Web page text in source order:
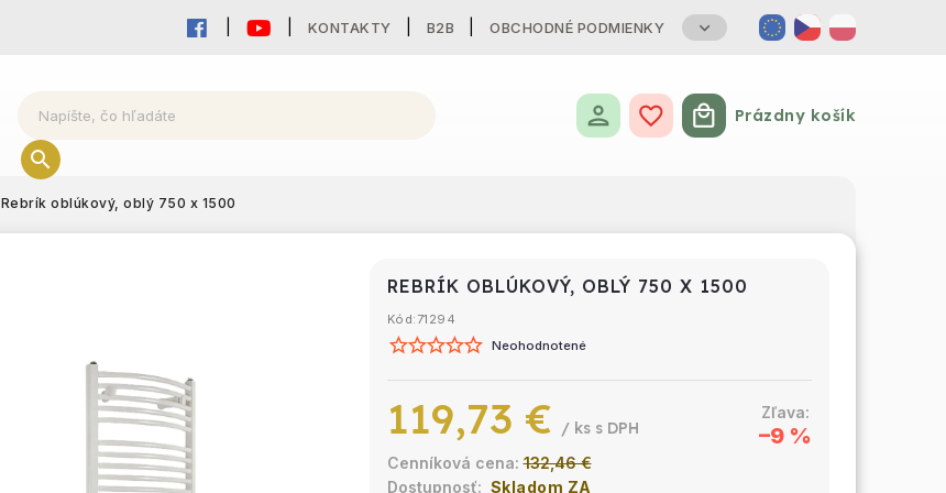
KONTAKTY B2B OBCHODNÉ PODMIENKY
Nákupný košík
Prázdny košík
Rebrík oblúkový, oblý 750 x 1500
REBRÍK OBLÚKOVÝ, OBLÝ 750 X 1500
Kód: 71294
Neohodnotené
132,46 €
–9 %
119,73 € / ks
Skladom ZA